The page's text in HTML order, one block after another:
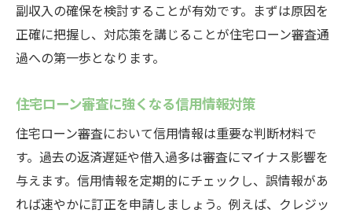
副収入の確保を検討することが有効です。まずは原因を
正確に把握し、対応策を講じることが住宅ローン審査通
過への第一歩となります。
住宅ローン審査に強くなる信用情報対策
住宅ローン審査において信用情報は重要な判断材料で
す。過去の返済遅延や借入過多は審査にマイナス影響を
与えます。信用情報を定期的にチェックし、誤情報があ
れば速やかに訂正を申請しましょう。例えば、クレジッ